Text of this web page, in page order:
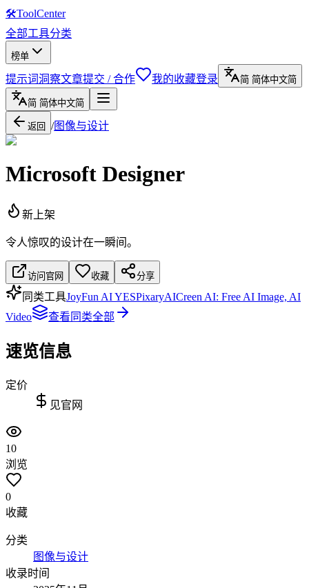
🛠ToolCenter
全部工具分类
榜单
提示词洞察文章提交 / 合作 我的收藏登录 简 简体中文简
简 简体中文简
返回 /图像与设计
Microsoft Designer
新上架
令人惊叹的设计在一瞬间。
访问官网 收藏 分享
同类工具JoyFun AI YESPixaryAICreen AI: Free AI Image, AI
Video
查看同类全部
速览信息
定价
见官网
10
浏览
0
收藏
分类
图像与设计
收录时间